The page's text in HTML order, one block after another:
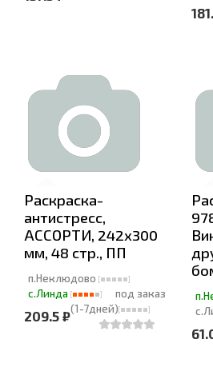
Раскраска-
антистресс,
АССОРТИ, 242х300
мм, 48 стр., ПП
п.Неклюдово
с.Линда
под заказ
(1-7дней)
209.5 ₽